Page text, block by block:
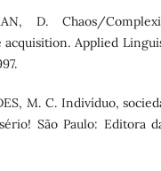
D. Chaos/
acquisition. Applied
M. C. Indivíduo,
São Paulo: Editora